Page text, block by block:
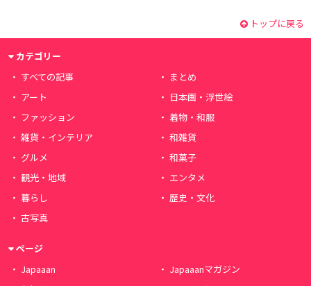
トップに戻る
カテゴリー
すべての記事
まとめ
アート
日本画・浮世絵
ファッション
着物・和服
雑貨・インテリア
和雑貨
グルメ
和菓子
観光・地域
エンタメ
暮らし
歴史・文化
古写真
ページ
Japaaan
Japaaanマガジン